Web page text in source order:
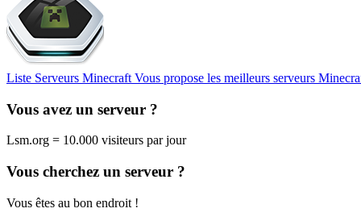
Liste Serveurs Minecraft Vous propose les meilleurs serveurs
Vous avez un serveur ?
Lsm.org = 10.000 visiteurs par jour
Vous cherchez un serveur ?
Vous êtes au bon endroit !